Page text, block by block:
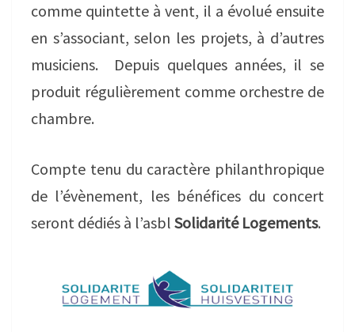
comme quintette à vent, il a évolué ensuite
en s’associant, selon les projets, à d’autres
musiciens. Depuis quelques années, il se
produit régulièrement comme orchestre de
chambre.
Compte tenu du caractère philanthropique
de l’évènement, les bénéfices du concert
seront dédiés à l’asbl Solidarité Logements.